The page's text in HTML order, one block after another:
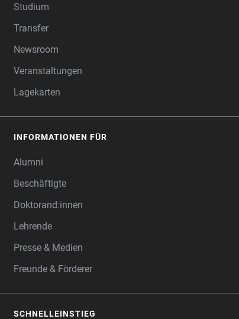
Studium
Transfer
Newsroom
Veranstaltungen
Lagekarten
INFORMATIONEN FÜR
Alumni
Beschäftigte
Doktorand:innen
Lehrende
Presse & Medien
Freunde & Förderer
SCHNELLEINSTIEG